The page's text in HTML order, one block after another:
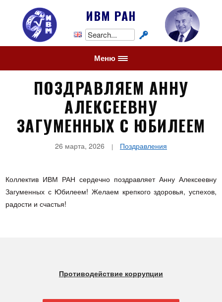
ИВМ РАН
Search
for:
Меню
ПОЗДРАВЛЯЕМ АННУ
АЛЕКСЕЕВНУ
ЗАГУМЕННЫХ С ЮБИЛЕЕМ
26 марта, 2026 Поздравления
Коллектив ИВМ РАН сердечно поздравляет Анну Алексеевну
Загуменных с Юбилеем! Желаем крепкого здоровья, успехов,
радости и счастья!
Противодействие коррупции